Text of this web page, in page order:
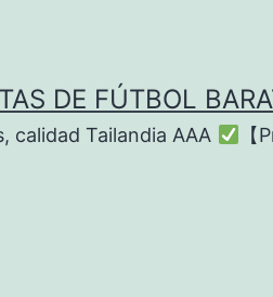
DE FÚTBOL
calidad Tailandia AAA 【